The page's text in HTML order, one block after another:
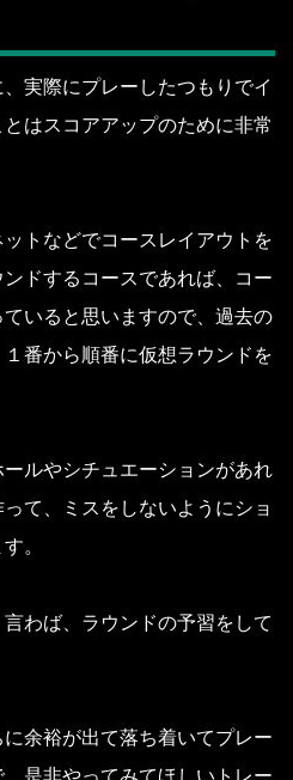
実際にプレーしたつもりでイ
はスコアアップのために非常
トなどでコースレイアウトを
ドするコースであれば、コー
いると思いますので、過去の
番から順番に仮想ラウンドを
ルやシチュエーションがあれ
て、ミスをしないようにショ
。
わば、ラウンドの予習をして
余裕が出て落ち着いてプレー
是非やってみてほしいトレー